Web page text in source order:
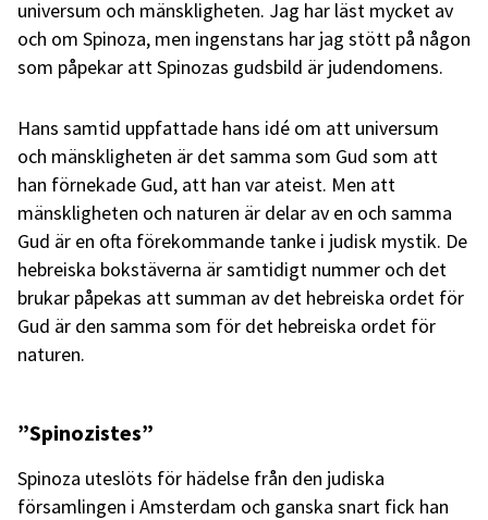
universum och mänskligheten. Jag har läst mycket av
och om Spinoza, men ingenstans har jag stött på någon
som påpekar att Spinozas gudsbild är judendomens.
Hans samtid uppfattade hans idé om att universum
och mänskligheten är det samma som Gud som att
han förnekade Gud, att han var ateist. Men att
mänskligheten och naturen är delar av en och samma
Gud är en ofta förekommande tanke i judisk mystik. De
hebreiska bokstäverna är samtidigt nummer och det
brukar påpekas att summan av det hebreiska ordet för
Gud är den samma som för det hebreiska ordet för
naturen.
”Spinozistes”
Spinoza uteslöts för hädelse från den judiska
församlingen i Amsterdam och ganska snart fick han